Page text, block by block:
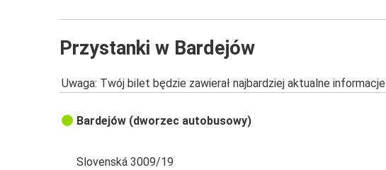
Przystanki w Bardejów
Uwaga: Twój bilet będzie zawierał najbardziej aktualne
Bardejów (dworzec autobusowy)
Slovenská 3009/19